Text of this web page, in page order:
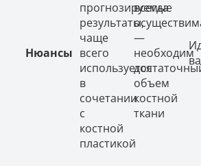
Нюансы
прогнозируемые
результаты,
чаще
всего
используется
в
сочетании
с
костной
пластикой
всегда
—
необходим
объем
костной
ткани